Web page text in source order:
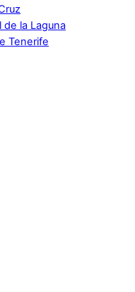
de la Laguna
Tenerife